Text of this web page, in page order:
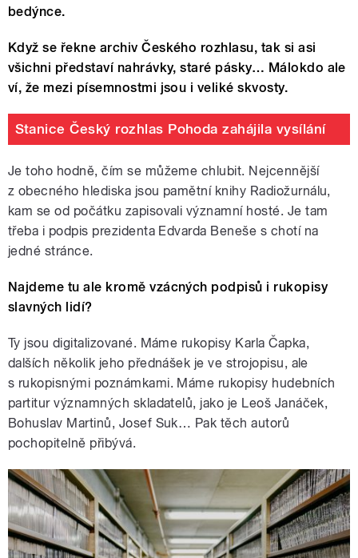
bedýnce.
Když se řekne archiv Českého rozhlasu, tak si asi
všichni představí nahrávky, staré pásky… Málokdo ale
ví, že mezi písemnostmi jsou i veliké skvosty.
Stanice Český rozhlas Pohoda zahájila vysílání
Je toho hodně, čím se můžeme chlubit. Nejcennější
z obecného hlediska jsou pamětní knihy Radiožurnálu,
kam se od počátku zapisovali významní hosté. Je tam
třeba i podpis prezidenta Edvarda Beneše s chotí na
jedné stránce.
Najdeme tu ale kromě vzácných podpisů i rukopisy
slavných lidí?
Ty jsou digitalizované. Máme rukopisy Karla Čapka,
dalších několik jeho přednášek je ve strojopisu, ale
s rukopisnými poznámkami. Máme rukopisy hudebních
partitur významných skladatelů, jako je Leoš Janáček,
Bohuslav Martinů, Josef Suk… Pak těch autorů
pochopitelně přibývá.